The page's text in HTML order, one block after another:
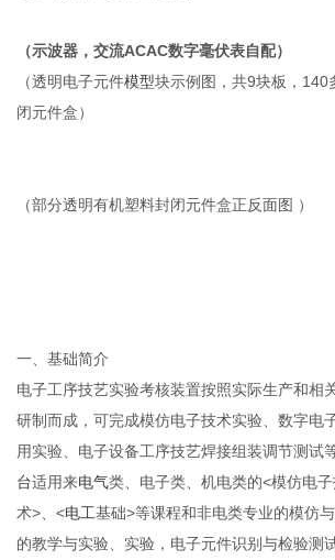
（示波器，交流ACAC数字毫伏表自配）
（透明电子元件模型块示例图，共9块板，140
闭元件盒）
（部分透明有机塑料封闭元件盒正反面图 ）
一、基础简介
电子工序技艺实验考核装置按照实际生产和相
研制而成，可完成模仿电子技术实验、数字电
用实验、电子设备工序技艺焊接组装调节测试
台适用来电气类、电子类、机电类的<模仿电
术>、<电工基础>等课程和非电类专业的模仿
的教学与实验、实验，电子元件识别与检验测